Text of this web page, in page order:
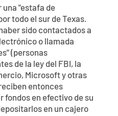
vivienda
"estafa de
todo el sur de Texas.
sido contactados a
o llamada
(personas
de la ley del FBI, la
Microsoft y otras
entonces
en efectivo de su
en un cajero